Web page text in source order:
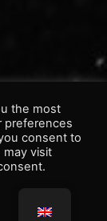
the most
preferences
consent to
may visit